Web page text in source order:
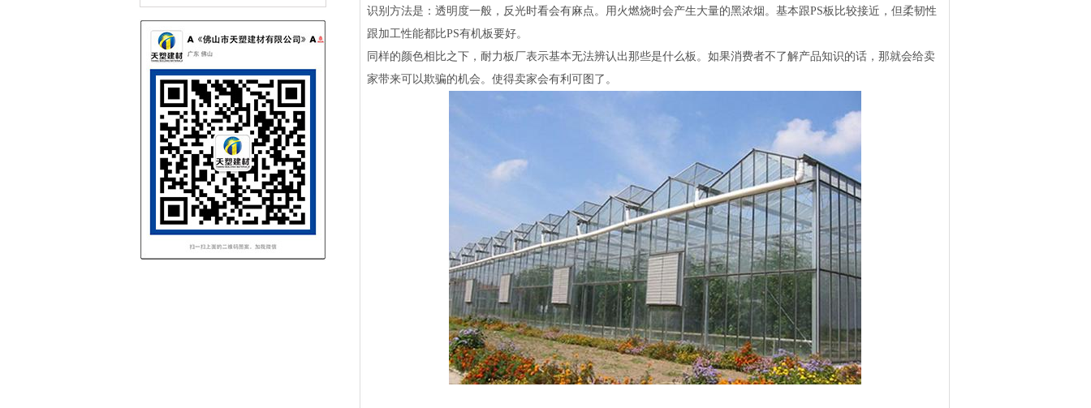
识别方法是：透明度一般，反光时看会有麻点。用火燃烧时会产生大量的黑浓烟。基本跟PS板比较接近，但柔韧性
跟加工性能都比PS有机板要好。
同样的颜色相比之下，耐力板厂表示基本无法辨认出那些是什么板。如果消费者不了解产品知识的话，那就会给卖
家带来可以欺骗的机会。使得卖家会有利可图了。